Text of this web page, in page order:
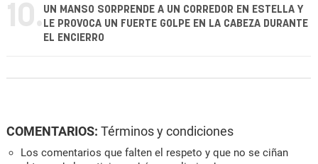
10. UN MANSO SORPRENDE A UN CORREDOR EN ESTELLA Y
LE PROVOCA UN FUERTE GOLPE EN LA CABEZA DURANTE
EL ENCIERRO
COMENTARIOS: Términos y condiciones
Los comentarios que falten el respeto y que no se ciñan